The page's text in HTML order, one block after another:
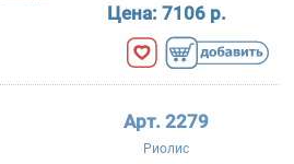
Цена: 7106 р.
Арт. 2279
Риолис